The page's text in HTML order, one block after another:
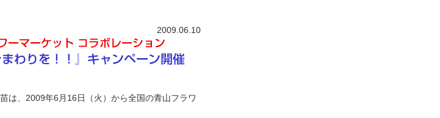
レノンメロン
オキソパワー５
2009.06.10
は、2009年6月16日（火）から全国の青山フラワ